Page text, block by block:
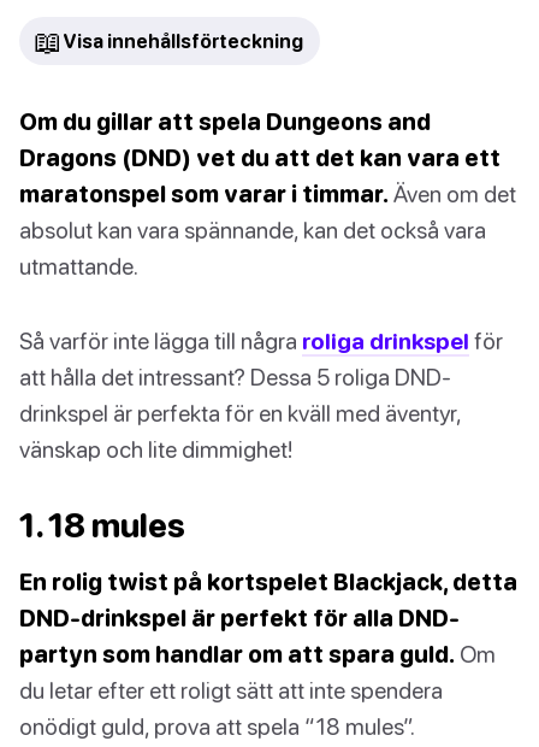
📖 Visa innehållsförteckning
Om du gillar att spela Dungeons and
Dragons (DND) vet du att det kan vara ett
maratonspel som varar i timmar. Även om det
absolut kan vara spännande, kan det också vara
utmattande.
Så varför inte lägga till några roliga drinkspel för
att hålla det intressant? Dessa 5 roliga DND-
drinkspel är perfekta för en kväll med äventyr,
vänskap och lite dimmighet!
1. 18 mules
En rolig twist på kortspelet Blackjack, detta
DND-drinkspel är perfekt för alla DND-
partyn som handlar om att spara guld. Om
du letar efter ett roligt sätt att inte spendera
onödigt guld, prova att spela “18 mules”.